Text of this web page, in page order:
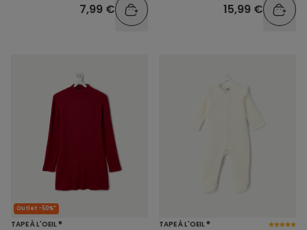
7,99 € 15,99 €
Outlet -50%*
TAPE À L'OEIL ® TAPE À L'OEIL ®